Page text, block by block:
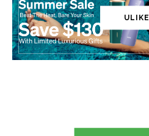
ULIKE